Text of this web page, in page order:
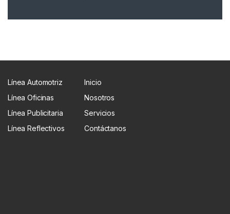
Línea Automotriz
Línea Oficinas
Línea Publicitaria
Línea Reflectivos
Inicio
Nosotros
Servicios
Contáctanos